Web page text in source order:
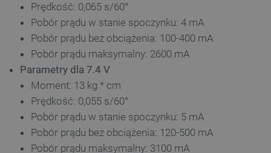
Prędkość: 0,065 s/60°
Pobór prądu w stanie spoczynku: 4 mA
Pobór prądu bez obciążenia: 100-400 mA
Pobór prądu maksymalny: 2600 mA
Parametry dla 7.4 V
Moment: 13 kg * cm
Prędkość: 0,055 s/60°
Pobór prądu w stanie spoczynku: 5 mA
Pobór prądu bez obciążenia: 120-500 mA
Pobór prądu maksymalny: 3100 mA